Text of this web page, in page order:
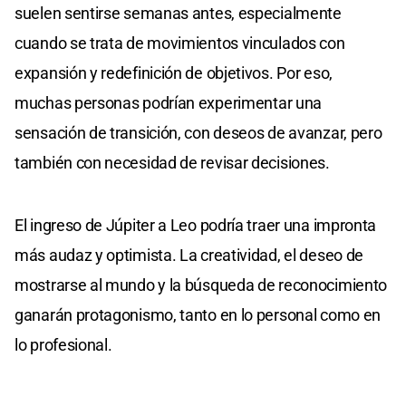
suelen sentirse semanas antes, especialmente
cuando se trata de movimientos vinculados con
expansión y redefinición de objetivos. Por eso,
muchas personas podrían experimentar una
sensación de transición, con deseos de avanzar, pero
también con necesidad de revisar decisiones.
El ingreso de Júpiter a Leo podría traer una impronta
más audaz y optimista. La creatividad, el deseo de
mostrarse al mundo y la búsqueda de reconocimiento
ganarán protagonismo, tanto en lo personal como en
lo profesional.